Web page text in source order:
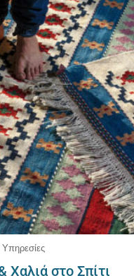
Υπηρεσίες
Χαλιά στο Σπίτι